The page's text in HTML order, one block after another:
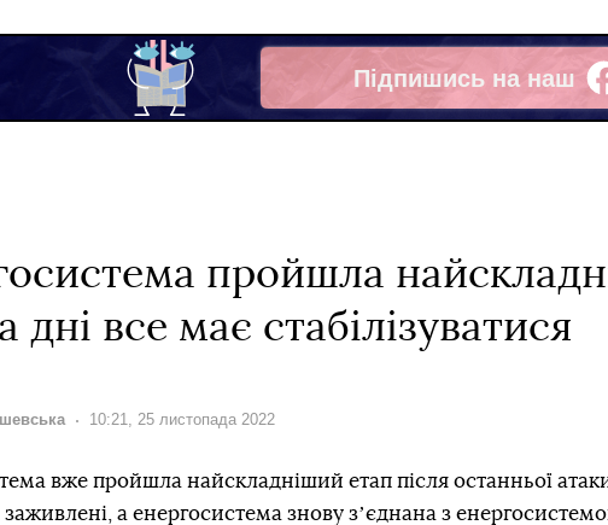
Підпишись на наш
Facebook
пройшла
дні все має стабілізуватися
Дата:
10:21, 25 листопада 2022
вже пройшла найскладніший етап після останньої
заживлені, а енергосистема знову зʼєднана з